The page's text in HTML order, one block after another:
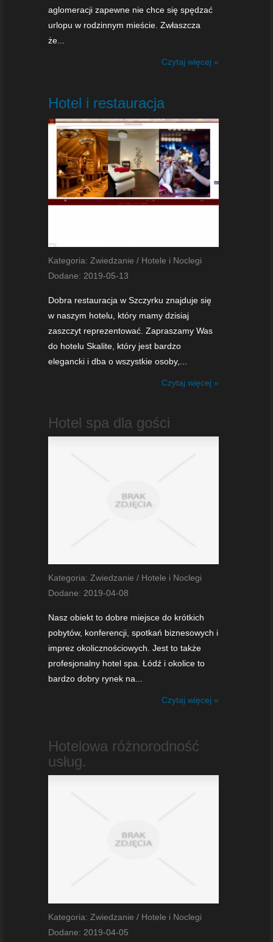
aglomeracji zapewne nie chce się spędzać
urlopu w rodzinnym mieście. Zwłaszcza
że...
Czytaj więcej »
Hotel i restauracja
Kategoria: Zwiedzanie / Hotele i Noclegi
Dodane: 2019-05-13
Dobra restauracja w Szczyrku znajduje się
w naszym hotelu, który mamy dzisiaj
zaszczyt reprezentować. Zapraszamy Was
do hotelu Skalite, który jest bardzo
elegancki i dba o wszystkie osoby,...
Czytaj więcej »
Hotel spa dla gości
Kategoria: Zwiedzanie / Hotele i Noclegi
Dodane: 2019-04-08
Nasz obiekt to dobre miejsce do krótkich
pobytów, konferencji, spotkań biznesowych i
imprez okolicznościowych. Jest to także
profesjonalny hotel spa. Łódź i okolice to
bardzo dobry rynek na...
Czytaj więcej »
Hotelowa różnorodność
usług.
Kategoria: Zwiedzanie / Hotele i Noclegi
Dodane: 2019-04-05